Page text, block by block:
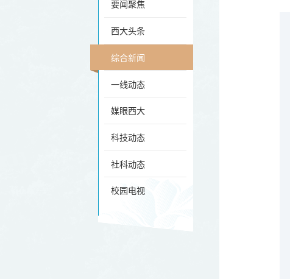
要闻聚焦
西大头条
综合新闻
一线动态
媒眼西大
科技动态
社科动态
校园电视